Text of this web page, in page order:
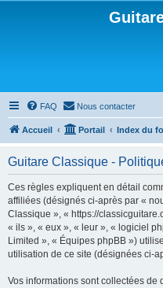
FAQ Nous contacter
Accueil Portail Index du
Guitare Classique -
Ces règles expliquent en détail
affiliées (désignés ci-après par «
Classique », « https://
« ils », « eux », « leur », « logiciel
Limited », « Équipes phpBB »)
utilisation de ce site (désignées ci-
Vos informations sont collectées de